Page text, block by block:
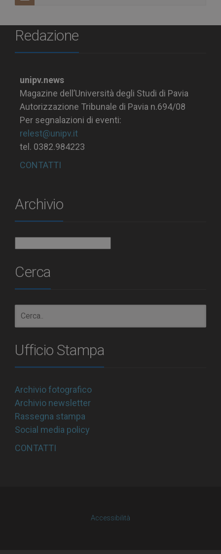
Redazione
unipv.news
Magazine dell’Università degli Studi di Pavia
Autorizzazione Tribunale di Pavia n.694/08
Per segnalazioni di eventi:
relest@unipv.it
tel. 0382.984223
CONTATTI
Archivio
Cerca
Ufficio Stampa
Archivio fotografico
Archivio newsletter
Rassegna stampa
Social media policy
CONTATTI
Accessibilità